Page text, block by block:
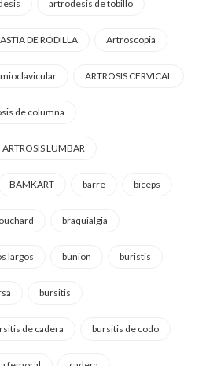
artrodesis de tobillo
DE RODILLA Artroscopia
ARTROSIS CERVICAL
de columna
ARTROSIS LUMBAR
BAMKART barre biceps
braquialgia
largos bunion buristis
bursitis
de cadera bursitis de codo